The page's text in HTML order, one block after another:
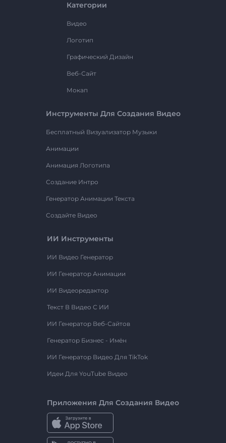
Категории
Видео
Логотип
Графический Дизайн
Веб-Сайт
Мокап
Инструменты Для Создания Видео
Бесплатный Визуализатор Музыки
Анимации
Анимация Логотипа
Создание Интро
Генератор Анимации Текста
Создайте Видео
ИИ Инструменты
ИИ Видео Генератор
ИИ Генератор Анимации
ИИ Видеоредактор
Текст В Видео С ИИ
ИИ Генератор Веб-Сайтов
Генератор Бизнес - Имён
ИИ Генератор Видео Для TikTok
Идеи Для YouTube Видео
Приложения Для Создания Видео